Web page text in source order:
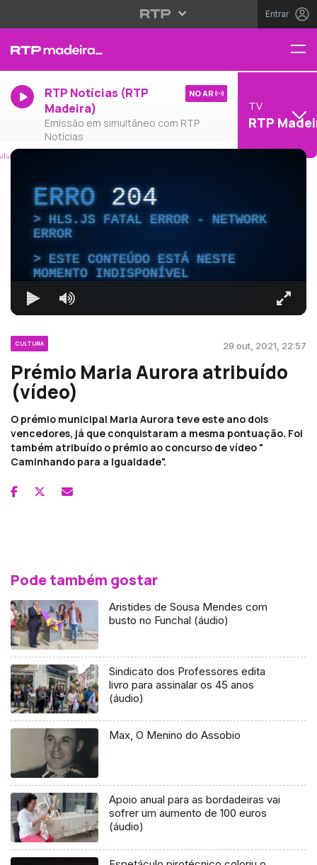
Entrar
RTP Notícias (RTP
Madeira)
Emissão em simultâneo com RTP
Notícias
NO AR
TV
RTP
ERRO204
HLS.JS FATAL ERROR - NETWORK
ERROR
ESTE CONTEÚDO ESTÁ NESTE
MOMENTO INDISPONÍVEL
CULTURA 29 out, 2021, 22:57
Prémio Maria Aurora atribuído
(vídeo)
O prémio municipal Maria Aurora teve este ano dois
vencedores, já que conquistaram a mesma pontuação. Foi
também atribuído o prémio ao concurso de vídeo "
Caminhando para a Igualdade".
Pode também gostar
Aristides de Sousa Mendes com
busto no Funchal (áudio)
Sindicato dos Professores edita
livro para assinalar os 45 anos
(áudio)
Max, O Menino do Assobio
Apoio anual para as bordadeiras vai
sofrer um aumento de 100 euros
(áudio)